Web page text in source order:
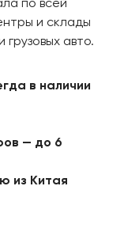
по всей
и склады
авто.
в наличии
— до 6
из Китая